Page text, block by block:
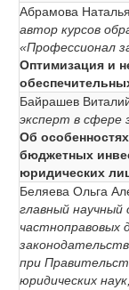
Абрамова
автор курсов
«Профессионал
Оптимизация и
Байрашев
эксперт в сфере
Об
бюджетных
юридических
Беляева Ольга
главный
при
юридических